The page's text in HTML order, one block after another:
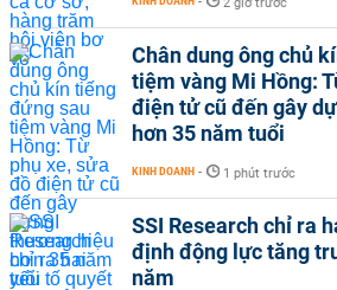
Chân dung ông chủ
tiệm vàng Mi Hồng:
điện tử cũ đến gây
hơn 35 năm tuổi
KINH DOANH - 1 phút trước
SSI Research chỉ ra
định động lực tăng
năm